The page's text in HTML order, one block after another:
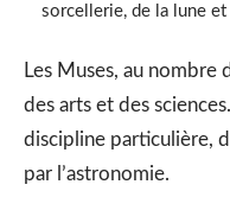
sorcellerie, de la lune
Les Muses, au
des arts et des
discipline particulière,
par l’astronomie.